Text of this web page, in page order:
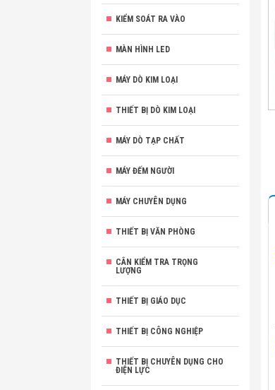
KIỂM SOÁT RA VÀO
MÀN HÌNH LED
MÁY DÒ KIM LOẠI
THIẾT BỊ DÒ KIM LOẠI
MÁY DÒ TẠP CHẤT
MÁY ĐẾM NGƯỜI
MÁY CHUYÊN DỤNG
THIẾT BỊ VĂN PHÒNG
CÂN KIỂM TRA TRỌNG
LƯỢNG
THIẾT BỊ GIÁO DỤC
THIẾT BỊ CÔNG NGHIỆP
THIẾT BỊ CHUYÊN DỤNG CHO
ĐIỆN LỰC